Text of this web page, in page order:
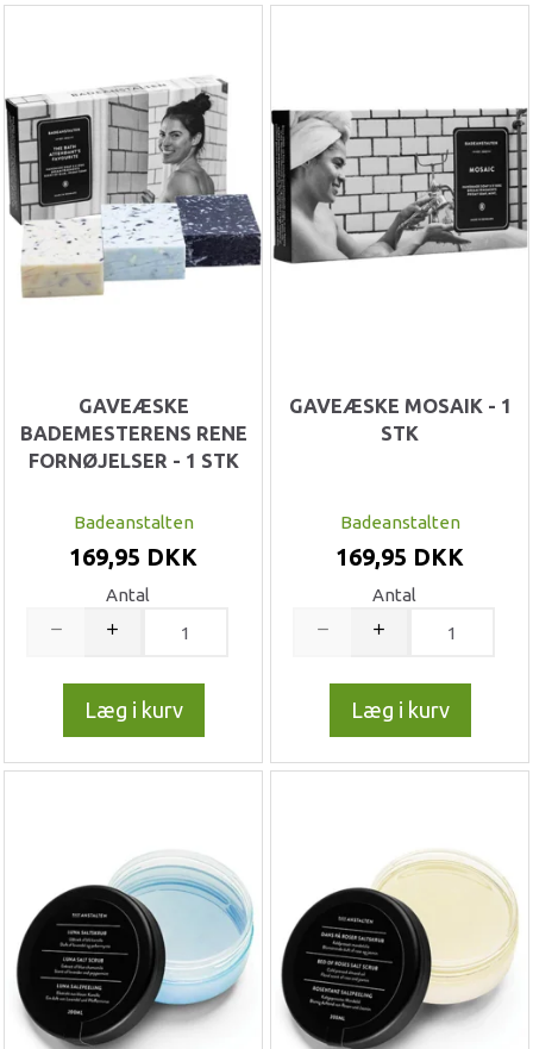
GAVEÆSKE
BADEMESTERENS RENE
FORNØJELSER - 1 STK
Badeanstalten
169,95 DKK
Antal
Læg i kurv
GAVEÆSKE MOSAIK - 1
STK
Badeanstalten
169,95 DKK
Antal
Læg i kurv